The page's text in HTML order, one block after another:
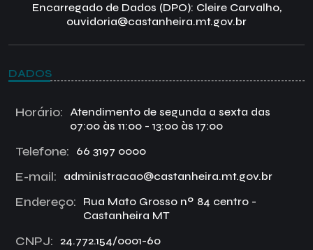
Encarregado de Dados (DPO): Cleire Carvalho,
ouvidoria@castanheira.mt.gov.br
DADOS
Horário:
Atendimento de segunda a sexta das
07:00 às 11:00 - 13:00 às 17:00
Telefone: 66 3197 0000
E-mail: administracao@castanheira.mt.gov.br
Endereço:
Rua Mato Grosso nº 84 centro -
Castanheira MT
CNPJ: 24.772.154/0001-60